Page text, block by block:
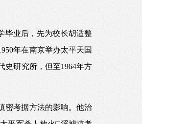
毕业后，先为校长胡适整
年在南京举办太平天国
史研究所，但至1964年方
密考据方法的影响。他治